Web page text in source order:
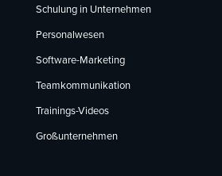
folgen
folgenfolgen
Schulung in Unternehmen
Personalwesen
Software-Marketing
Teamkommunikation
Trainings-Videos
Großunternehmen